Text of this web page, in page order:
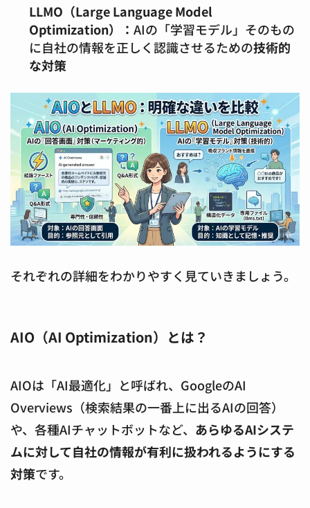
LLMO（Large Language Model
Optimization）： AIの「学習モデル」そのもの
に自社の情報を正しく認識させるための技術的
な対策
それぞれの詳細をわかりやすく見ていきましょう。
AIO（AI Optimization）とは？
AIOは「AI最適化」と呼ばれ、GoogleのAI
Overviews（検索結果の一番上に出るAIの回答）
や、各種AIチャットボットなど、 あらゆるAIシステ
ムに対して自社の情報が有利に扱われるようにする
対策です。